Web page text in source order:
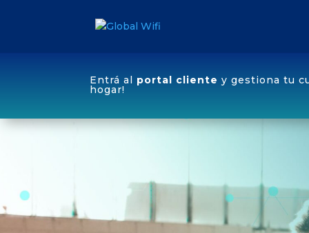
Entrá al portal cliente y gestiona tu
hogar!